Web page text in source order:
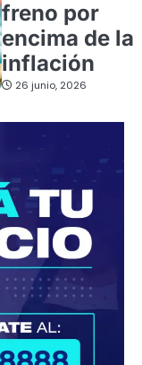
freno por
encima de la
inflación
26 junio, 2026